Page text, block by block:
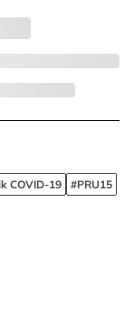
COVID-19
#PRU15